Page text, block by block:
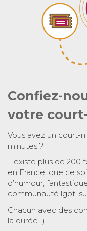
Confiez-
votre
Vous avez un court-
minutes ?
Il existe plus de 200
en France, que ce
d’humour,
communauté lgbt,
Chacun avec des
la durée…)